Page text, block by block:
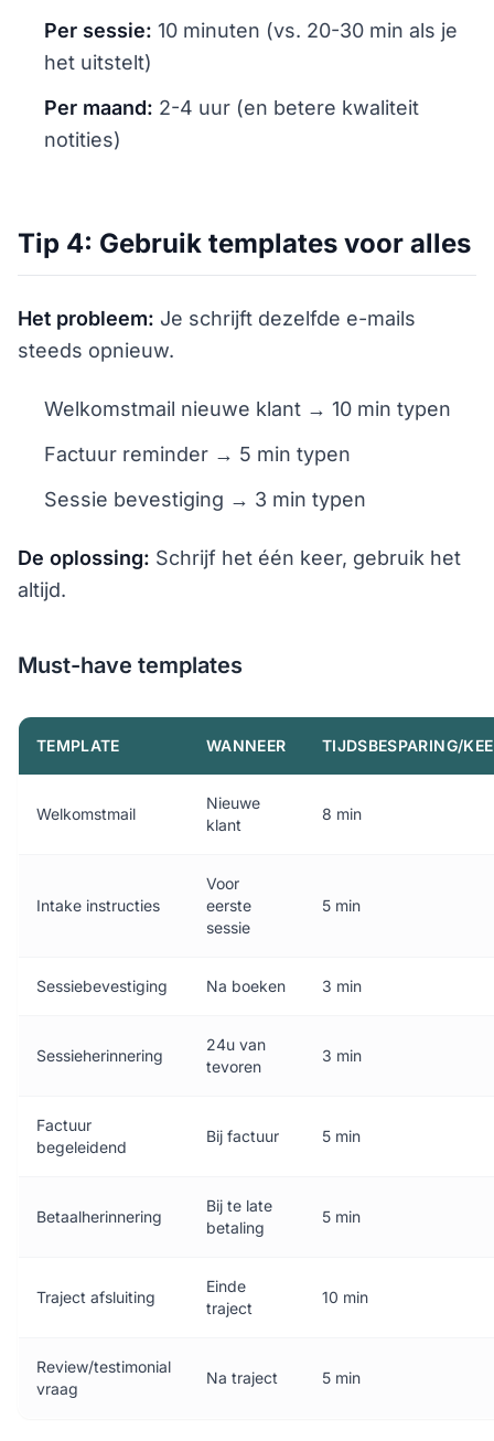
Per sessie: 10 minuten (vs. 20-30 min als je
het uitstelt)
Per maand: 2-4 uur (en betere kwaliteit
notities)
Tip 4: Gebruik templates voor alles
Het probleem: Je schrijft dezelfde e-mails
steeds opnieuw.
Welkomstmail nieuwe klant → 10 min typen
Factuur reminder → 5 min typen
Sessie bevestiging → 3 min typen
De oplossing: Schrijf het één keer, gebruik het
altijd.
Must-have templates
TEMPLATE WANNEER TIJDSBESPARING/
Welkomstmail
Nieuwe
klant
8 min
Intake instructies
Voor
eerste
sessie
5 min
Sessiebevestiging Na boeken 3 min
Sessieherinnering
24u van
tevoren
3 min
Factuur
begeleidend
Bij factuur 5 min
Betaalherinnering
Bij te late
betaling
5 min
Traject afsluiting
Einde
traject
10 min
Review/testimonial
vraag
Na traject 5 min